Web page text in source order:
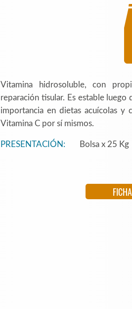
Vitamina hidrosoluble, con
reparación tisular. Es estable
importancia en dietas acuícolas y
Vitamina C por sí mismos.
PRESENTACIÓN: Bolsa x 25 Kg